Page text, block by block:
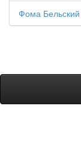
Фома Бельский